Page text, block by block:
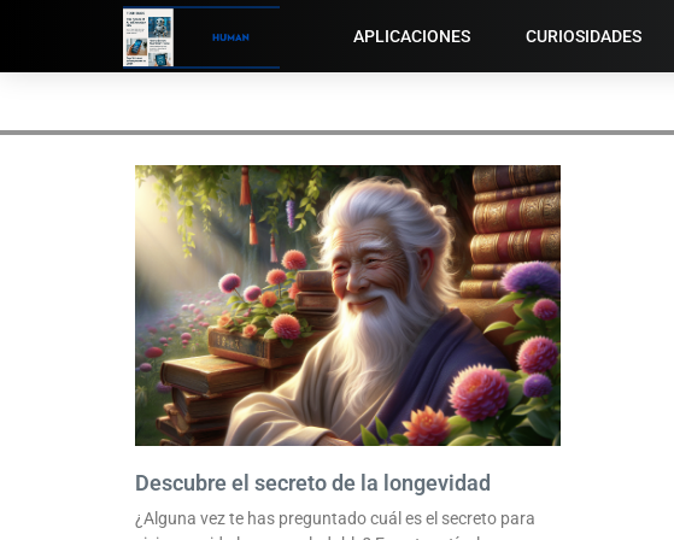
APLICACIONES CURIOSIDADES
Descubre el secreto de la longevidad
¿Alguna vez te has preguntado cuál es el secreto para